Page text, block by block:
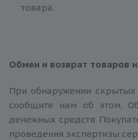
товара.
Обмен и возврат товаров
При обнаружении
сообщите нам об этом.
денежных средств
проведения экспертизы